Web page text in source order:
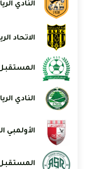
النادي
الاتحاد
النادي
الأولمبي